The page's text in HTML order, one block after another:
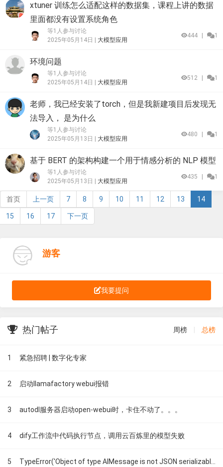
xtuner 训练怎么适配这样的数据集，课程上讲的数据
里面都没有设置系统角色
等1人参与讨论
2025年05月14日 | 大模型应用
444 1
环境问题
等1人参与讨论
2025年05月14日 | 大模型应用
512 1
老师，我已经安装了torch，但是我新建项目后发现无
法导入， 是为什么
等1人参与讨论
2025年05月13日 | 大模型应用
480 1
基于 BERT 的架构构建一个用于情感分析的 NLP 模型
等1人参与讨论
2025年05月13日 | 大模型应用
435 1
首页 上一页 7 8 9 10 11 12 13 14
15 16 17 下一页
游客
我要提问
热门帖子 周榜 总榜
1 紧急招聘 | 数字化专家
2 启动llamafactory webui报错
3 autodl服务器启动open-webui时，卡住不动了。。。
4 dify工作流中代码执行节点，调用云百炼里的模型失败
5